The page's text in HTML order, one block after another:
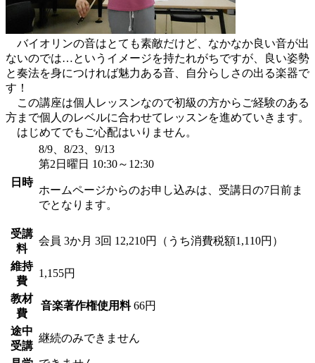
バイオリンの音はとても素敵だけど、なかなか良い音が出
ないのでは…というイメージを持たれがちですが、良い姿勢
と奏法を身につければ魅力ある音、自分らしさの出る楽器で
す！
この講座は個人レッスンなので初級の方からご経験のある
方まで個人のレベルに合わせてレッスンを進めていきます。
はじめてでもご心配はいりません。
日時
8/9、8/23、9/13
第2日曜日 10:30～12:30
ホームページからのお申し込みは、受講日の7日前ま
でとなります。
受講
料
会員 3か月 3回 12,210円（うち消費税額1,110円）
維持
費
1,155円
教材
費
音楽著作権使用料 66円
途中
受講
継続のみできません